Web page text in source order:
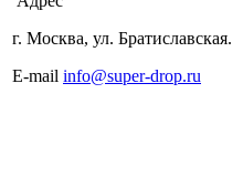
г. Москва, ул. Братиславская.
E-mail info@super-drop.ru